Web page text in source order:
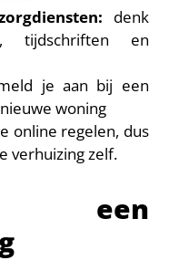
denk
tijdschriften en
je aan bij een
woning
online regelen, dus
verhuizing zelf.
een